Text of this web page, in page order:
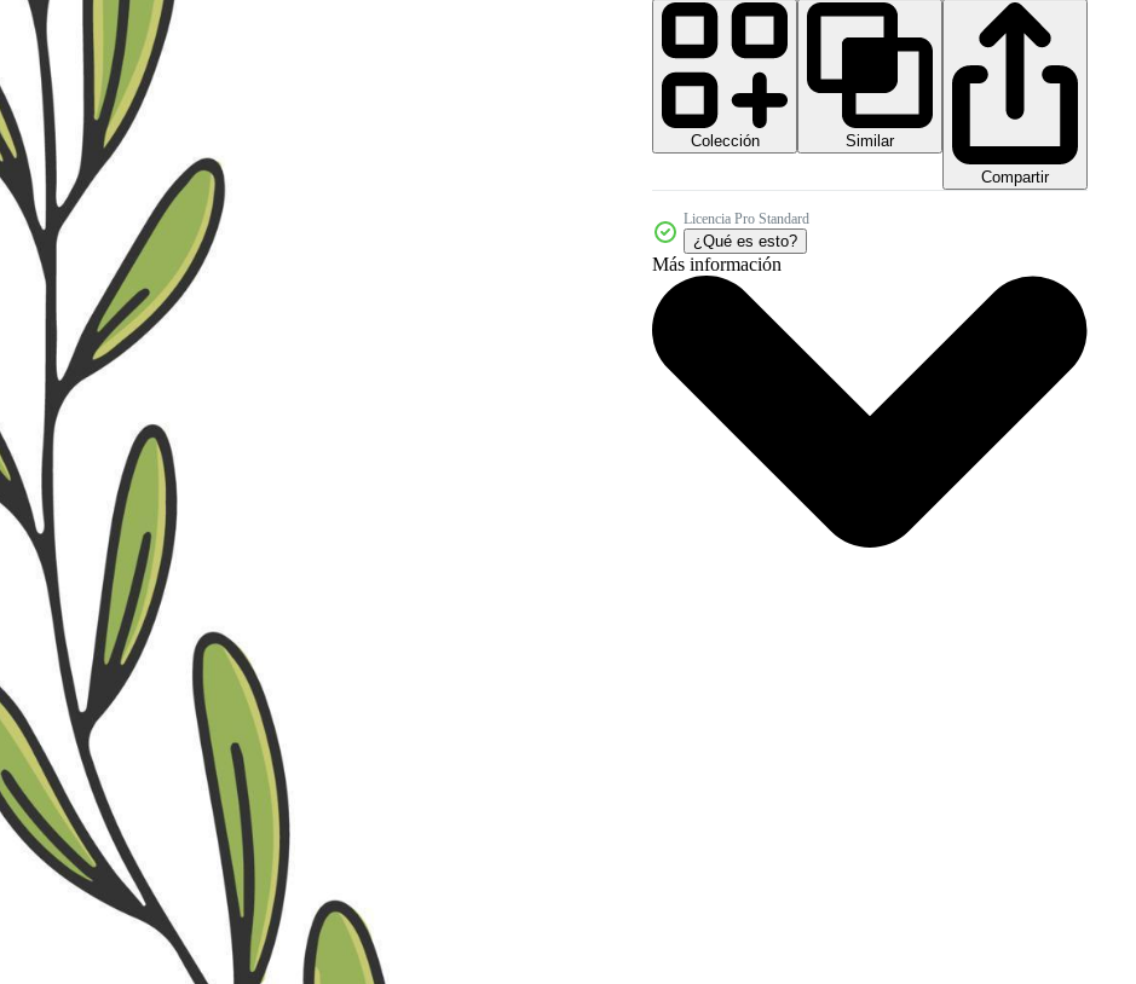
Colección
Similar
Compartir
Licencia Pro Standard
¿Qué es esto?
Más información